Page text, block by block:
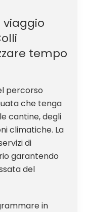
viaggio
tempo
percorso
che tenga
cantine, degli
climatiche. La
di
garantendo
del
in